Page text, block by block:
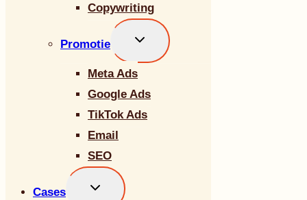
Copywriting
Promotie
Toggle
submenu
Meta Ads
Google Ads
TikTok Ads
Email
SEO
Cases
Toggle
submenu